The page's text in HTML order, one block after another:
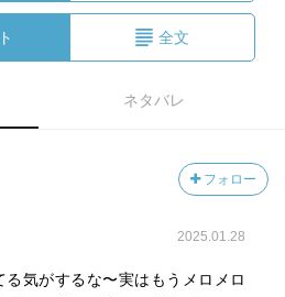
全文
ネタバレ
フォロー
2025.01.28
気がするな〜実はもうメロメロ